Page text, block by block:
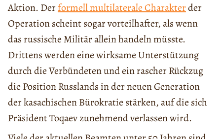
Aktion. Derformell multilaterale Charakterder
Operation scheint sogar vorteilhafter, als wenn
das russische Militär allein handeln müsste.
Drittens werden eine wirksame Unterstützung
durch die Verbündeten und ein rascher Rückzug
die Position Russlands in der neuen Generation
der kasachischen Bürokratie stärken, auf die sich
Präsident Toqaev zunehmend verlassen wird.